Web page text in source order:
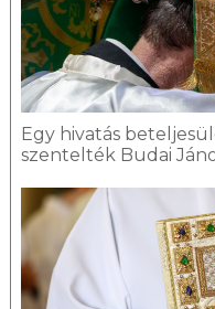
Egy hivatás
szentelték Budai